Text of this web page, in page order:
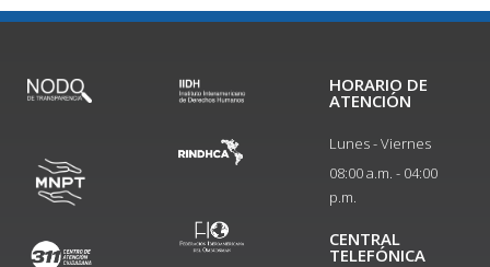
HORARIO DE
ATENCIÓN
Lunes - Viernes
08:00 a.m. - 04:00
p.m.
CENTRAL
TELEFÓNICA